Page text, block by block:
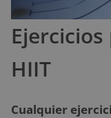
HIIT
Cualquier